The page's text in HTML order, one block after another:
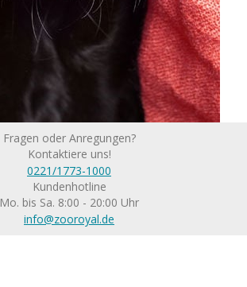
Fragen oder Anregungen?
Kontaktiere uns!
0221/1773-1000
Kundenhotline
Mo. bis Sa. 8:00 - 20:00 Uhr
info@zooroyal.de